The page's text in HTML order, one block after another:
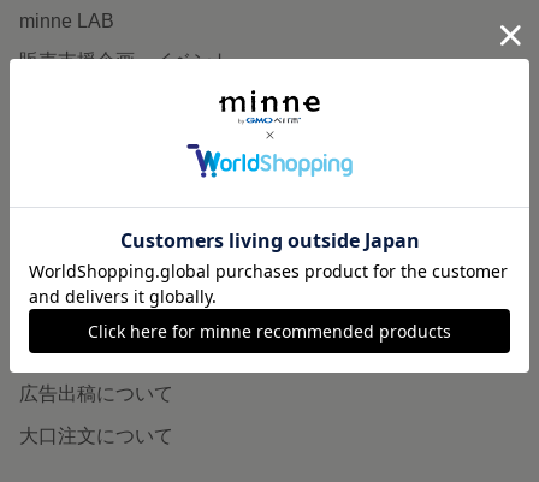
minne LAB
販売支援企画・イベント
minneとものづくりと
minne学習帖
minneの本
企業の方へ
広告出稿について
大口注文について